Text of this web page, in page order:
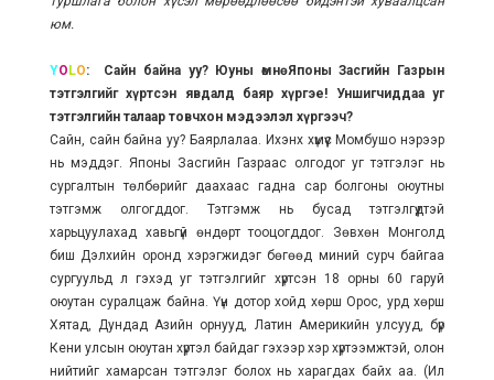
юм.
YO LO: Сайн байна уу? Юуны өмнө Японы Засгийн Газрын
тэтгэлгийг хүртсэн явдалд баяр хүргэе! Уншигчиддаа уг
тэтгэлгийн талаар товчхон мэдээлэл хүргээч?
Сайн, сайн байна уу? Баярлалаа. Ихэнх хүмүүс Момбушо нэрээр
нь мэддэг. Японы Засгийн Газраас олгодог уг тэтгэлэг нь
сургалтын төлбөрийг даахаас гадна сар болгоны оюутны
тэтгэмж олгогддог. Тэтгэмж нь бусад тэтгэлгүүдтэй
харьцуулахад хавьгүй өндөрт тооцогддог. Зөвхөн Монголд
биш Дэлхийн оронд хэрэгжидэг бөгөөд миний сурч байгаа
сургуульд л гэхэд уг тэтгэлгийг хүртсэн 18 орны 60 гаруй
оюутан суралцаж байна. Үүн дотор хойд хөрш Орос, урд хөрш
Хятад, Дундад Азийн орнууд, Латин Америкийн улсууд, бүр
Кени улсын оюутан хүртэл байдаг гэхээр хэр хүртээмжтэй, олон
нийтийг хамарсан тэтгэлэг болох нь харагдах байх аа. (Илүү